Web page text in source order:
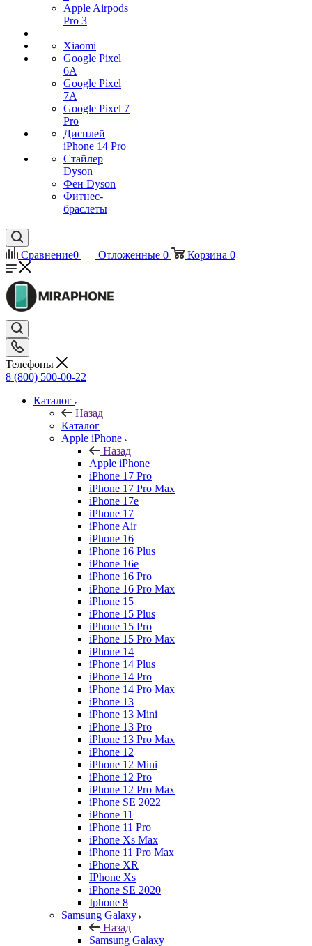
Apple Airpods
Pro 3
Xiaomi
Google Pixel
6A
Google Pixel
7А
Google Pixel 7
Pro
Дисплей
iPhone 14 Pro
Стайлер
Dyson
Фен Dyson
Фитнес-
браслеты
Сравнение0 Отложенные 0 Корзина 0
Телефоны
8 (800) 500-00-22
Каталог
Назад
Каталог
Apple iPhone
Назад
Apple iPhone
iPhone 17 Pro
iPhone 17 Pro Max
iPhone 17e
iPhone 17
iPhone Air
iPhone 16
iPhone 16 Plus
iPhone 16e
iPhone 16 Pro
iPhone 16 Pro Max
iPhone 15
iPhone 15 Plus
iPhone 15 Pro
iPhone 15 Pro Max
iPhone 14
iPhone 14 Plus
iPhone 14 Pro
iPhone 14 Pro Max
iPhone 13
iPhone 13 Mini
iPhone 13 Pro
iPhone 13 Pro Max
iPhone 12
iPhone 12 Mini
iPhone 12 Pro
iPhone 12 Pro Max
iPhone SE 2022
iPhone 11
iPhone 11 Pro
iPhone Xs Max
iPhone 11 Pro Max
iPhone XR
IPhone Xs
iPhone SE 2020
Iphone 8
Samsung Galaxy
Назад
Samsung Galaxy